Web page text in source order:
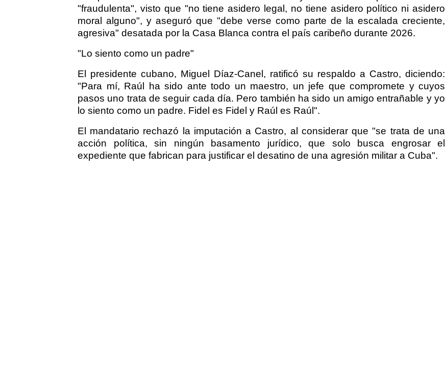
"fraudulenta", visto que "no tiene asidero legal, no tiene asidero político ni asidero
moral alguno", y aseguró que "debe verse como parte de la escalada creciente,
agresiva" desatada por la Casa Blanca contra el país caribeño durante 2026.
"Lo siento como un padre"
El presidente cubano, Miguel Díaz-Canel, ratificó su respaldo a Castro, diciendo:
"Para mí, Raúl ha sido ante todo un maestro, un jefe que compromete y cuyos
pasos uno trata de seguir cada día. Pero también ha sido un amigo entrañable y yo
lo siento como un padre. Fidel es Fidel y Raúl es Raúl".
El mandatario rechazó la imputación a Castro, al considerar que "se trata de una
acción política, sin ningún basamento jurídico, que solo busca engrosar el
expediente que fabrican para justificar el desatino de una agresión militar a Cuba".